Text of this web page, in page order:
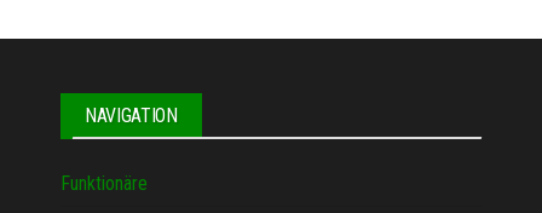
NAVIGATION
Funktionäre